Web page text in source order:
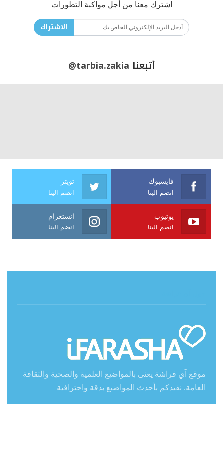
اشترك معنا من أجل مواكبة التطورات
الاشتراك
أتبعنا @tarbia.zakia
فايسبوك
انضم الينا
تويتر
انضم الينا
يوتيوب
انضم الينا
انستغرام
انضم الينا
موقع آي فراشة يعنى بالمواضيع العلمية والصحية والثقافة
العامة. نفيدكم بأحدث المواضيع بدقة واحترافية